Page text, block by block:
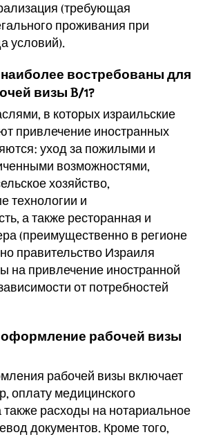
(требующая
проживания при
условий).
востребованы для
визы B/1?
в которых израильские
привлечение иностранных
уход за пожилыми и
возможностями,
хозяйство,
технологии и
а также ресторанная и
(преимущественно в регионе
правительство Израиля
на привлечение иностранной
от потребностей
оформление рабочей визы
рабочей визы включает
оплату медицинского
расходы на нотариальное
документов. Кроме того,